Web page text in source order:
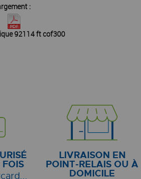
:
92114 ft cof300
FOIS
LIVRAISON EN
POINT-RELAIS OU À
DOMICILE